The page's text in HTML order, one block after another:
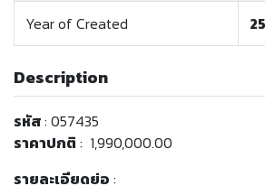
Year of Created
Description
รหัส: 057435
ราคาปกติ : 1,990,000.00
รายละเอียดย่อ :